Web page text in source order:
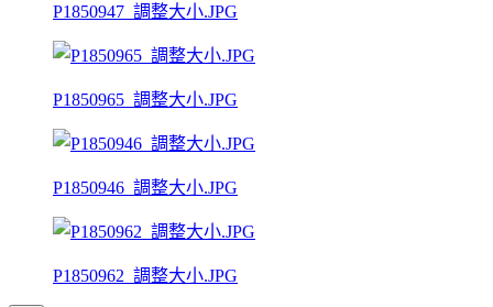
P1850947_調整大小.JPG
P1850965_調整大小.JPG
P1850946_調整大小.JPG
P1850962_調整大小.JPG